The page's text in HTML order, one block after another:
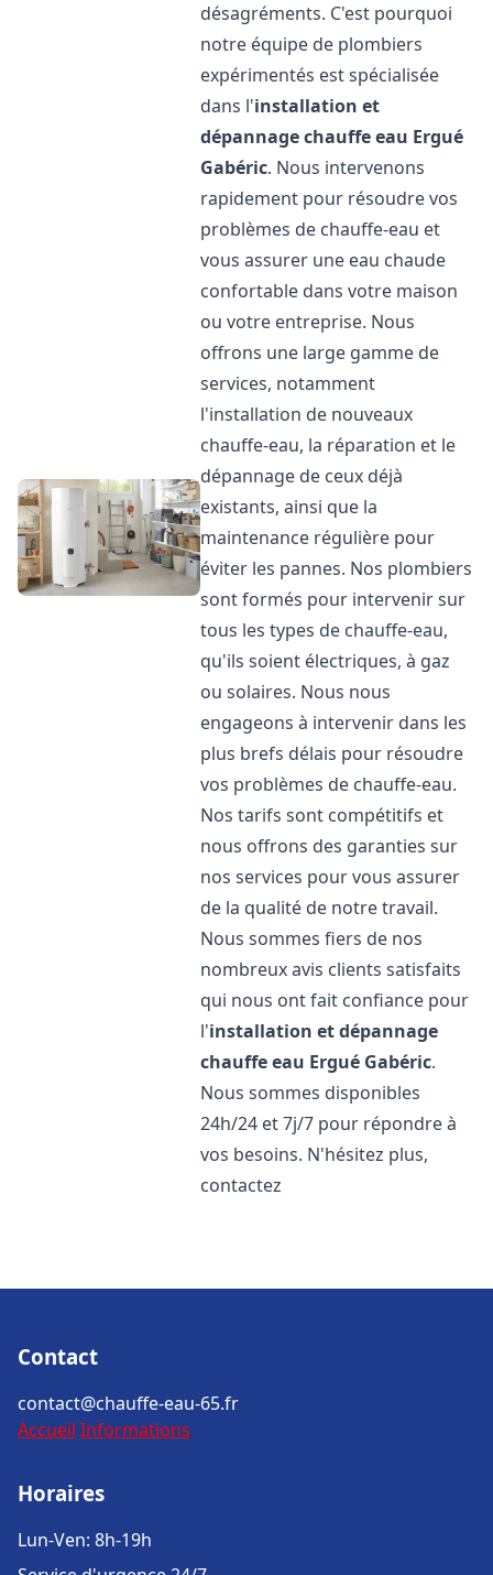
désagréments. C'est pourquoi
notre équipe de plombiers
expérimentés est spécialisée
dans l'installation et
dépannage chauffe eau Ergué
Gabéric. Nous intervenons
rapidement pour résoudre vos
problèmes de chauffe-eau et
vous assurer une eau chaude
confortable dans votre maison
ou votre entreprise. Nous
offrons une large gamme de
services, notamment
l'installation de nouveaux
chauffe-eau, la réparation et le
dépannage de ceux déjà
existants, ainsi que la
maintenance régulière pour
éviter les pannes. Nos plombiers
sont formés pour intervenir sur
tous les types de chauffe-eau,
qu'ils soient électriques, à gaz
ou solaires. Nous nous
engageons à intervenir dans les
plus brefs délais pour résoudre
vos problèmes de chauffe-eau.
Nos tarifs sont compétitifs et
nous offrons des garanties sur
nos services pour vous assurer
de la qualité de notre travail.
Nous sommes fiers de nos
nombreux avis clients satisfaits
qui nous ont fait confiance pour
l'installation et dépannage
chauffe eau Ergué Gabéric.
Nous sommes disponibles
24h/24 et 7j/7 pour répondre à
vos besoins. N'hésitez plus,
contactez
Contact
contact@chauffe-eau-65.fr
Accueil Informations
Horaires
Lun-Ven: 8h-19h